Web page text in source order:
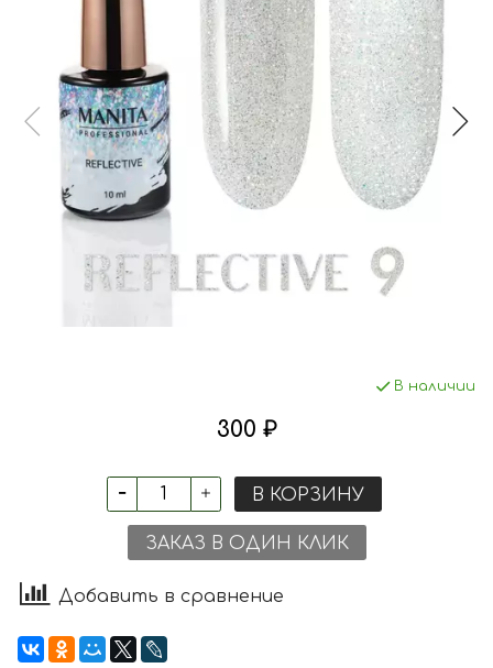
В наличии
300 ₽
В КОРЗИНУ
ЗАКАЗ В ОДИН КЛИК
Добавить в сравнение